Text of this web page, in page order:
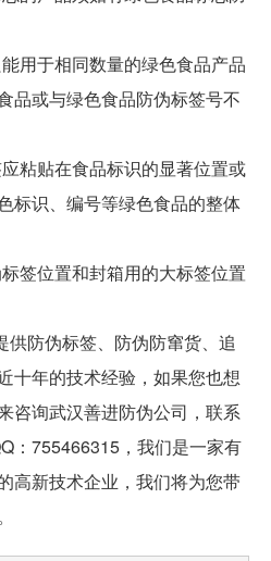
用于相同数量的绿色食品产品
品或与绿色食品防伪标签号不
粘贴在食品标识的显著位置或
标识、编号等绿色食品的整体
签位置和封箱用的大标签位置
防伪标签、防伪防窜货、追
十年的技术经验，如果您也想
咨询武汉善进防伪公司，联系
：755466315，我们是一家有
高新技术企业，我们将为您带